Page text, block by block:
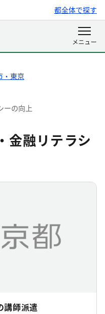
都全体で探す
・東京
ーの向上
金融リテラシ
講師派遣